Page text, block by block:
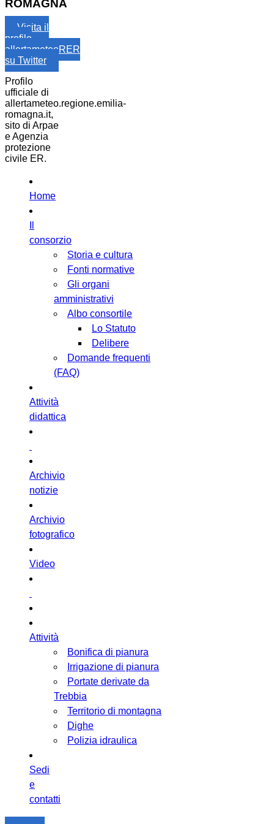
ROMAGNA
Visita il
profilo
allertameteoRER
su Twitter
Profilo
ufficiale di
allertameteo.regione.emilia-
romagna.it,
sito di Arpae
e Agenzia
protezione
civile ER.
Home
consorzio
Storia e cultura
Fonti normative
Gli organi
amministrativi
Albo consortile
Lo Statuto
Delibere
Domande frequenti
(FAQ)
Attività
didattica
Archivio
notizie
Archivio
fotografico
Video
Attività
Bonifica di pianura
Irrigazione di pianura
Portate derivate da
Trebbia
Territorio di montagna
Dighe
Polizia idraulica
Sedi
e
contatti